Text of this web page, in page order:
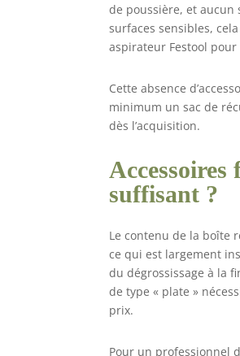
de poussière, et aucun
surfaces sensibles,
aspirateur Festool
Cette absence
minimum un sac de
dès l’acquisition.
suffisant ?
Le contenu de la boîte
ce qui est largement
du dégrossissage à la
de type « plate »
prix.
Pour un professionnel